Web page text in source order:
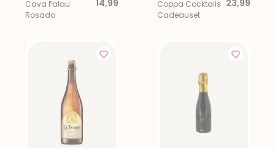
Cava Palau
Rosado
14,99
Coppa Cocktails
Cadeauset
23,99